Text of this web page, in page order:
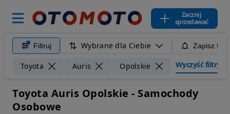
Zacznij
sprzedawać
Filtruj Wybrane dla Ciebie Zapisz
Toyota Auris Opolskie Wyczyść filtry
Toyota Auris Opolskie - Samochody
Osobowe